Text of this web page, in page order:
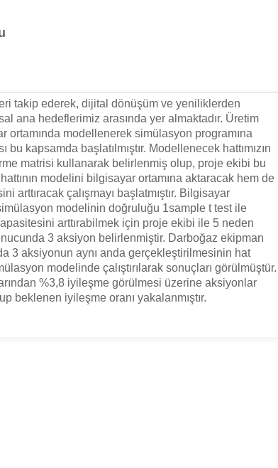
takip ederek, dijital dönüşüm ve yeniliklerden
ana hedeflerimiz arasında yer almaktadır. Üretim
ortamında modellenerek simülasyon programına
bu kapsamda başlatılmıştır. Modellenecek hattımızın
matrisi kullanarak belirlenmiş olup, proje ekibi bu
modelini bilgisayar ortamına aktaracak hem de
arttıracak çalışmayı başlatmıştır. Bilgisayar
modelinin doğruluğu 1sample t test ile
arttırabilmek için proje ekibi ile 5 neden
3 aksiyon belirlenmiştir. Darboğaz ekipman
3 aksiyonun aynı anda gerçekleştirilmesinin hat
modelinde çalıştırılarak sonuçları görülmüştür.
%3,8 iyileşme görülmesi üzerine aksiyonlar
beklenen iyileşme oranı yakalanmıştır.